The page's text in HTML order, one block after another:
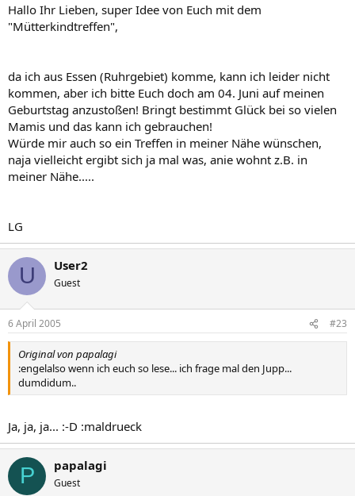
Hallo Ihr Lieben, super Idee von Euch mit dem
"Mütterkindtreffen",
da ich aus Essen (Ruhrgebiet) komme, kann ich leider nicht
kommen, aber ich bitte Euch doch am 04. Juni auf meinen
Geburtstag anzustoßen! Bringt bestimmt Glück bei so vielen
Mamis und das kann ich gebrauchen!
Würde mir auch so ein Treffen in meiner Nähe wünschen,
naja vielleicht ergibt sich ja mal was, anie wohnt z.B. in
meiner Nähe.....
LG
U User2
Guest
6 April 2005 #23
Original von papalagi
:engelalso wenn ich euch so lese... ich frage mal den Jupp...
dumdidum..
Ja, ja, ja... :-D :maldrueck
P papalagi
Guest